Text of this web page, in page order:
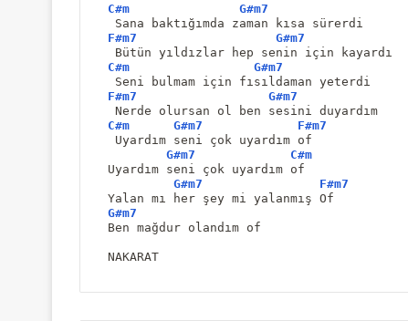
C#m
G#m7
Sana baktığımda zaman kısa sürerdi
F#m7
G#m7
Bütün yıldızlar hep senin için kayardı
C#m
G#m7
Seni bulmam için fısıldaman yeterdi
F#m7
G#m7
Nerde olursan ol ben sesini duyardım
C#m
G#m7
F#m7
Uyardım seni çok uyardım of
G#m7
C#m
Uyardım seni çok uyardım of
G#m7
F#m7
Yalan mı her şey mi yalanmış Of
G#m7
Ben mağdur olandım of
NAKARAT